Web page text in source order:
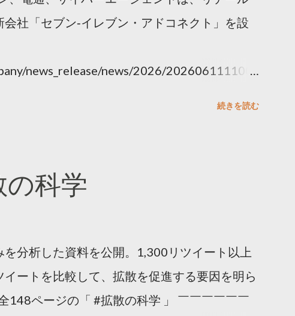
社「セブン‐イレブン・アドコネクト」を設
news_release/news/2026/202606111100.
続きを読む
の科学
分析した資料を公開。1,300リツイート以上
ートを比較して、拡散を促進する要因を明ら
ページの「 #拡散の科学 」 ￣￣￣￣￣￣